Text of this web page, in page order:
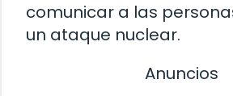
comunicar a las
un ataque nuclear.
Anuncios